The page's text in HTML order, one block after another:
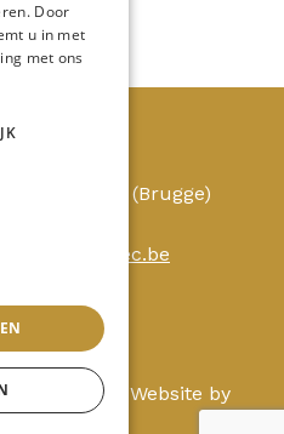
St-Michiels (Brugge)
Privacy
. Website by
Door
u in met
met ons